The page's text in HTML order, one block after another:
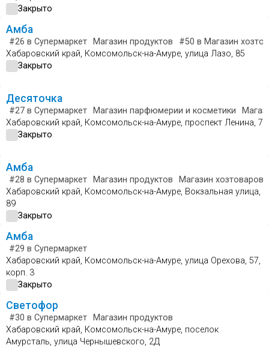
Закрыто
Амба
#26 в Супермаркет Магазин продуктов #50 в Магазин
Хабаровский край, Комсомольск-на-Амуре, улица Лазо, 85
Закрыто
Десяточка
#27 в Супермаркет Магазин парфюмерии и косметики
Хабаровский край, Комсомольск-на-Амуре, проспект Ленина, 7
Закрыто
Амба
#28 в Супермаркет Магазин продуктов
Магазин хозтоваров
Хабаровский край, Комсомольск-на-Амуре, Вокзальная улица,
89
Закрыто
Амба
#29 в Супермаркет
Хабаровский край, Комсомольск-на-Амуре, улица Орехова, 57,
корп. 3
Закрыто
Светофор
#30 в Супермаркет
Магазин продуктов
Хабаровский край, Комсомольск-на-Амуре, поселок
Амурсталь, улица Чернышевского, 2Д